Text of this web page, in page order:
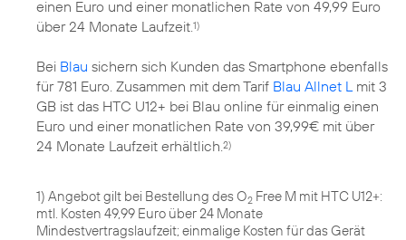
einen Euro und einer monatlichen Rate von 49,99 Euro
über 24 Monate Laufzeit. 1)
Bei Blau sichern sich Kunden das Smartphone ebenfalls
für 781 Euro. Zusammen mit dem Tarif Blau Allnet L mit 3
GB ist das HTC U12+ bei Blau online für einmalig einen
Euro und einer monatlichen Rate von 39,99€ mit über
24 Monate Laufzeit erhältlich. 2)
1) Angebot gilt bei Bestellung des O2 Free M mit HTC U12+:
mtl. Kosten 49,99 Euro über 24 Monate
Mindestvertragslaufzeit; einmalige Kosten für das Gerät